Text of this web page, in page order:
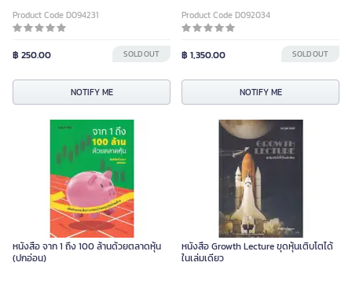
Product Code D094231
฿ 250.00 SOLD OUT
NOTIFY ME
Product Code D092034
฿ 1,350.00 SOLD OUT
NOTIFY ME
หนังสือ จาก 1 ถึง 100 ล้านด้วยตลาดหุ้น
(ปกอ่อน)
หนังสือ Growth Lecture ขุดหุ้นเติบโตได้
ในเล่มเดียว